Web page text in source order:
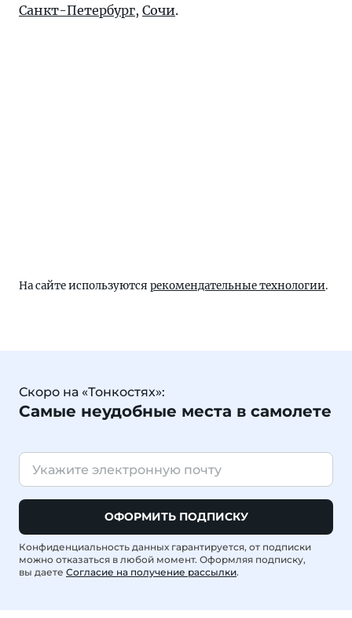
Санкт-Петербург, Сочи.
На сайте используются рекомендательные технологии.
Скоро на «Тонкостях»:
Самые неудобные места в самолете
ОФОРМИТЬ ПОДПИСКУ
Конфиденциальность данных гарантируется, от подписки
можно отказаться в любой момент. Оформляя подписку,
вы даете Согласие на получение рассылки.